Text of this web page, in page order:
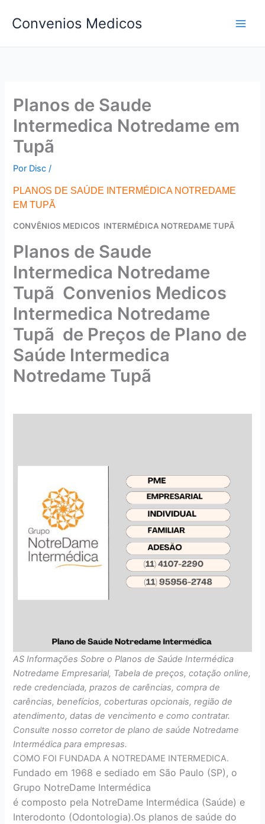
para
conteúdo
Convenios Medicos
Planos de Saude
Intermedica Notredame em
Tupã
Por Disc/
PLANOS DE SAÚDE INTERMÉDICA NOTREDAME
EM TUPÃ
CONVÊNIOS MEDICOS INTERMÉDICA NOTREDAME TUPÃ
Planos de Saude
Intermedica Notredame
Tupã Convenios Medicos
Intermedica Notredame
Tupã de Preços de Plano de
Saúde Intermedica
Notredame Tupã
AS Informações Sobre o Planos de Saúde Intermédica
Notredame Empresarial, Tabela de preços, cotação online,
rede credenciada, prazos de carências, compra de
carências, benefícios, coberturas opcionais, região de
atendimento, datas de vencimento e como contratar.
Consulte nosso corretor de plano de saúde Notredame
Intermédica para empresas.
COMO FOI FUNDADA A NOTREDAME INTERMEDICA.
Fundado em 1968 e sediado em São Paulo (SP), o
Grupo NotreDame Intermédica
é composto pela NotreDame Intermédica (Saúde) e
Interodonto (Odontologia).Os planos de saúde do